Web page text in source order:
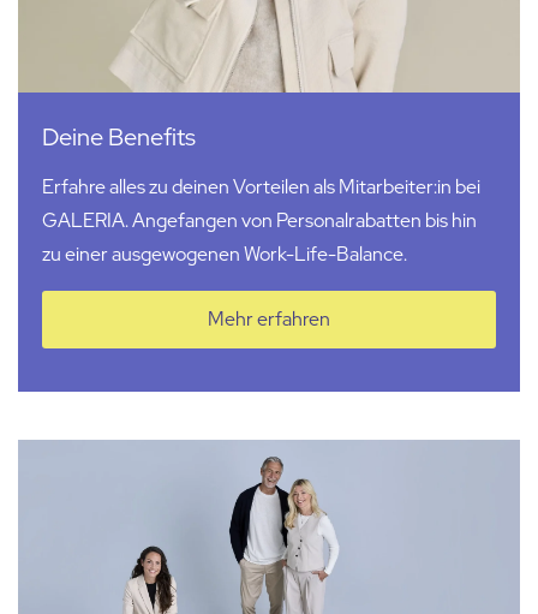
Deine Benefits
Erfahre alles zu deinen Vorteilen als Mitarbeiter:in bei
GALERIA. Angefangen von Personalrabatten bis hin
zu einer ausgewogenen Work-Life-Balance.
Mehr erfahren